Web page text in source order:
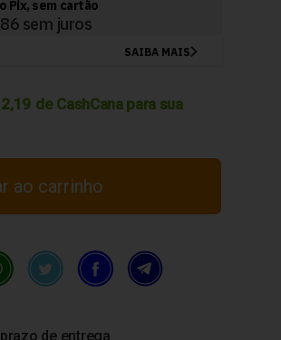
2,19 de CashCana para sua
ao carrinho